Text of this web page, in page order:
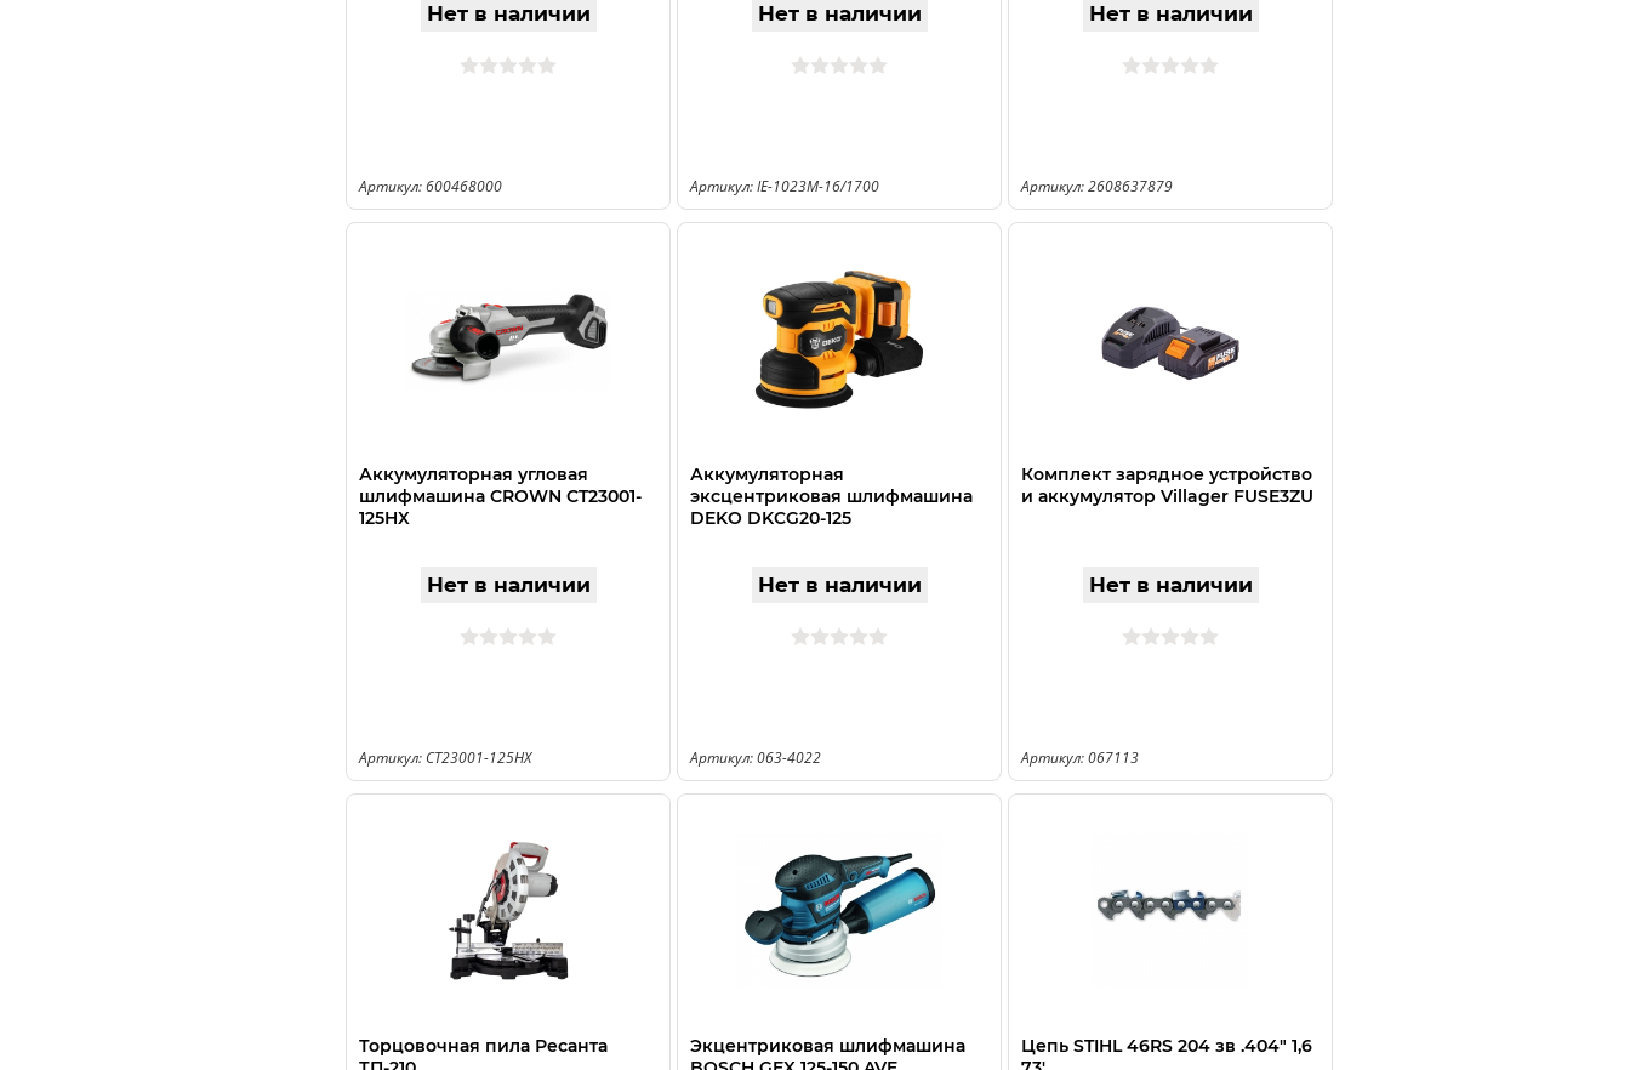
Нет в наличии
Артикул: 600468000
Нет в наличии
Артикул: IE-1023M-16/1700
Нет в наличии
Артикул: 2608637879
Аккумуляторная угловая
шлифмашина CROWN CT23001-
125HX
Нет в наличии
Артикул: CT23001-125HX
Аккумуляторная
эксцентриковая шлифмашина
DEKO DKCG20-125
Нет в наличии
Артикул: 063-4022
Комплект зарядное устройство
и аккумулятор Villager FUSE3ZU
Нет в наличии
Артикул: 067113
Торцовочная пила Ресанта
Экцентриковая шлифмашина
Цепь STIHL 46RS 204 зв .404" 1,6